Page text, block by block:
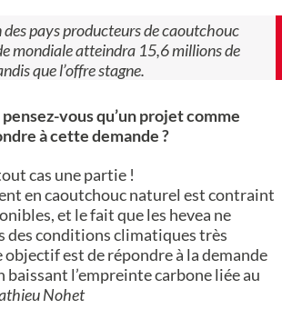
des pays producteurs de caoutchouc
mondiale atteindra 15,6 millions de
que l’offre stagne.
pensez-vous qu’un projet comme
à cette demande ?
cas une partie !
en caoutchouc naturel est contraint
et le fait que les hevea ne
des conditions climatiques très
est de répondre à la demande
l’empreinte carbone liée au
Nohet